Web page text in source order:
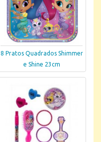
8 Pratos Quadrados Shimmer
e Shine 23cm